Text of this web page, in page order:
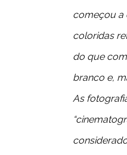
começou a
coloridas
do que
branco e,
As